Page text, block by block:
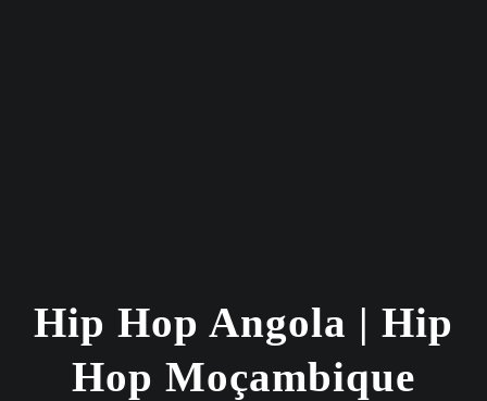
Hip Hop Angola | Hip
Hop Moçambique